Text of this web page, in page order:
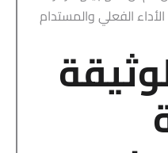
الفعلي والمستدام